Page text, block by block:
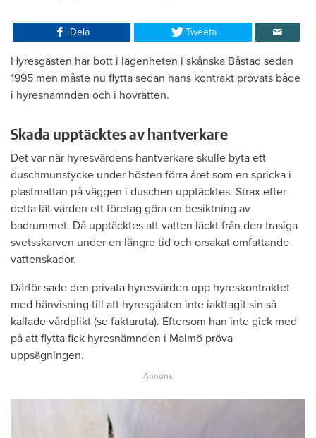
Dela Tweeta
Hyresgästen har bott i lägenheten i skånska Båstad sedan
1995 men måste nu flytta sedan hans kontrakt prövats både
i hyresnämnden och i hovrätten.
Skada upptäcktes av hantverkare
Det var när hyresvärdens hantverkare skulle byta ett
duschmunstycke under hösten förra året som en spricka i
plastmattan på väggen i duschen upptäcktes. Strax efter
detta lät värden ett företag göra en besiktning av
badrummet. Då upptäcktes att vatten läckt från den trasiga
svetsskarven under en längre tid och orsakat omfattande
vattenskador.
Därför sade den privata hyresvärden upp hyreskontraktet
med hänvisning till att hyresgästen inte iakttagit sin så
kallade vårdplikt (se faktaruta). Eftersom han inte gick med
på att flytta fick hyresnämnden i Malmö pröva
uppsägningen.